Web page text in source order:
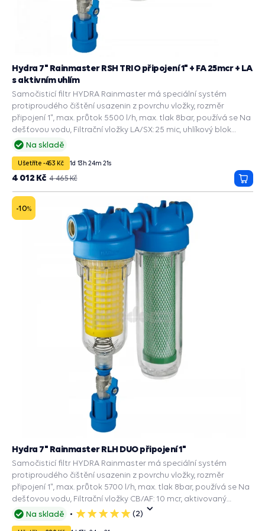
Na skladě
Hydra 7" Rainmaster RSH TRIO připojení 1" + FA 25mcr + LA
s aktivním uhlím
Samočisticí filtr HYDRA Rainmaster má speciální systém
protiproudého čištění usazenin z povrchu vložky, rozměr
připojení 1", max. průtok 5500 l/h, max. tlak 8bar, používá se Na
dešťovou vodu, Filtrační vložky LA/SX: 25 mic, uhlíkový blok
odstraňuje nežádoucí zápach a chuť vody, RSH: 50mcr,
mcr, vinuté polypropylenové vlákno filtruje písek, úlomky.
Ušetříte -453 Kč 1d 13h 24m 20s
4 465 Kč
4 012 Kč
do
-10%
Na skladě
5
(2)
Hydra 7" Rainmaster RLH DUO připojení 1"
Samočisticí filtr HYDRA Rainmaster má speciální systém
protiproudého čištění usazenin z povrchu vložky, rozměr
připojení 1", max. průtok 5700 l/h, max. tlak 8bar, používá se Na
dešťovou vodu, Filtrační vložky CB/AF: 10 mcr, aktivovaný
uhlíkový blok filtruje bakterie, redukuje chlór, pesticidy, příchuť,